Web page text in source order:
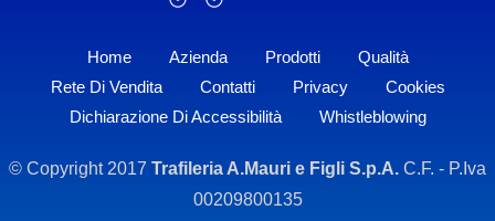
Home Azienda Prodotti
Qualità
Rete Di Vendita
Contatti Privacy
Cookies
Dichiarazione Di Accessibilità
Whistleblowing
© Copyright 2017 Trafileria A.Mauri e Figli S.p.A. C.F. - P.Iva
00209800135